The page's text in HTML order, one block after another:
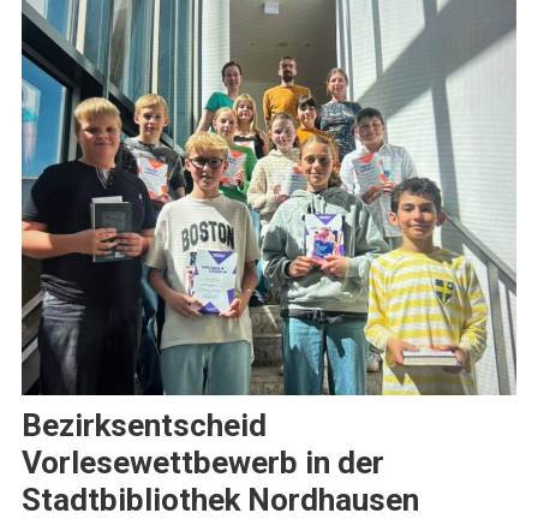
Bezirksentscheid
Vorlesewettbewerb in der
Stadtbibliothek Nordhausen